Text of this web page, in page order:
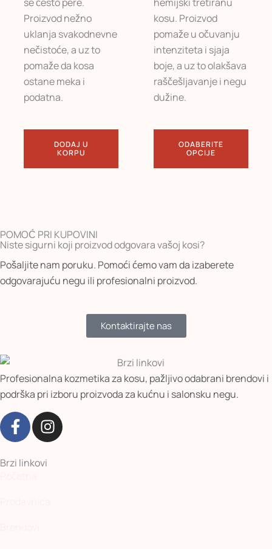
Proizvod nežno
uklanja svakodnevne
nečistoće, a uz to
pomaže da kosa
ostane meka i
podatna.
DODAJ U
KORPU
kosu. Proizvod
pomaže u očuvanju
intenziteta i sjaja
boje, a uz to olakšava
raščešljavanje i negu
dužine.
ODABERITE
OPCIJE
POMOĆ PRI KUPOVINI
Niste sigurni koji proizvod odgovara vašoj kosi?
Pošaljite nam poruku. Pomoći ćemo vam da izaberete
odgovarajuću negu ili profesionalni proizvod.
Kontaktirajte nas
Profesionalna kozmetika za kosu, pažljivo odabrani brendovi i
podrška pri izboru proizvoda za kućnu i salonsku negu.
F
a
c
e
I
n
s
t
Brzi linkovi